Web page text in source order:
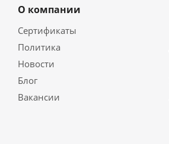
О компании
Сертификаты
Политика
Новости
Блог
Вакансии